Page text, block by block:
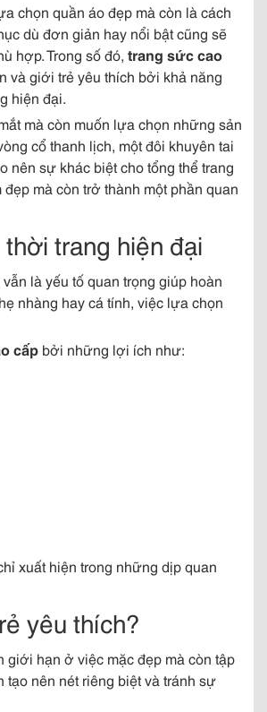
chọn quần áo đẹp mà còn là cách
dù đơn giản hay nổi bật cũng sẽ
hợp. Trong số đó, trang sức cao
và giới trẻ yêu thích bởi khả năng
hiện đại.
mà còn muốn lựa chọn những sản
cổ thanh lịch, một đôi khuyên tai
nên sự khác biệt cho tổng thể trang
mà còn trở thành một phần quan
trang hiện đại
là yếu tố quan trọng giúp hoàn
nhàng hay cá tính, việc lựa chọn
cấp bởi những lợi ích như:
xuất hiện trong những dịp quan
yêu thích?
hạn ở việc mặc đẹp mà còn tập
nên nét riêng biệt và tránh sự